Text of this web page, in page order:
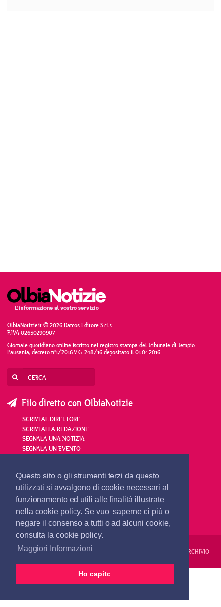
Questo sito o gli strumenti terzi da questo
utilizzati si avvalgono di cookie necessari al
funzionamento ed utili alle finalità illustrate
nella cookie policy. Se vuoi saperne di più o
negare il consenso a tutti o ad alcuni cookie,
consulta la cookie policy.
Maggiori Informazioni
Ho capito
OlbiaNotizie.it © 2026 Damos Editore S.r.l.s
P.IVA 02650290907
Giornale quotidiano online iscritto nel registro stampa del Tribunale di Tempio
Pausania, decreto n°1/2016 V.G. 248/16 depositato il 01.04.2016
Filo diretto con OlbiaNotizie
SCRIVI AL DIRETTORE
SCRIVI ALLA REDAZIONE
SEGNALA UNA NOTIZIA
SEGNALA UN EVENTO
redazione@olbianotizie.it
REDAZIONE PUBBLICITÀ PRIVACY E COOKIES ARCHIVIO
24 ORE VIDEO